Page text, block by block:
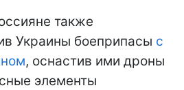
также
Украины боеприпасы с
, оснастив ими дроны
элементы